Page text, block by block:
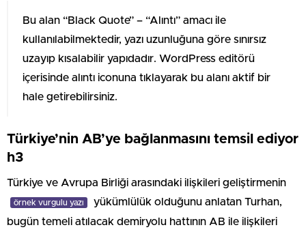
Bu alan “Black Quote” – “Alıntı” amacı ile
kullanılabilmektedir, yazı uzunluğuna göre sınırsız
uzayıp kısalabilir yapıdadır. WordPress editörü
içerisinde alıntı iconuna tıklayarak bu alanı aktif bir
hale getirebilirsiniz.
Türkiye’nin AB’ye bağlanmasını temsil ediyor
h3
Türkiye ve Avrupa Birliği arasındaki ilişkileri geliştirmenin
örnek vurgulu yazı
yükümlülük olduğunu anlatan Turhan,
bugün temeli atılacak demiryolu hattının AB ile ilişkileri